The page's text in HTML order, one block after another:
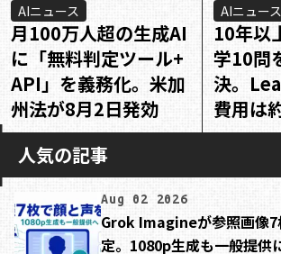
AIニュース
月100万人超の生成AI
に「無料判定ツール+
API」を義務化。米加
州法が8月2日発効
AIニュース
10年以
学10問
決。
費用は
人気の記事
Aug 02 2026
Grok Imagineが参照画像7
定。1080p生成も一般提供